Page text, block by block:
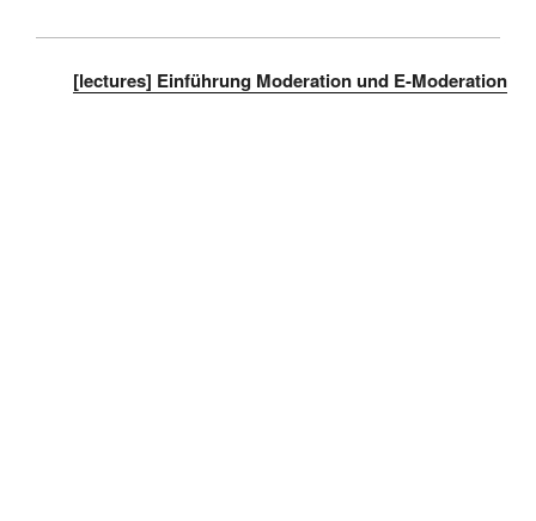
[lectures] Einführung Moderation und E-Moderation